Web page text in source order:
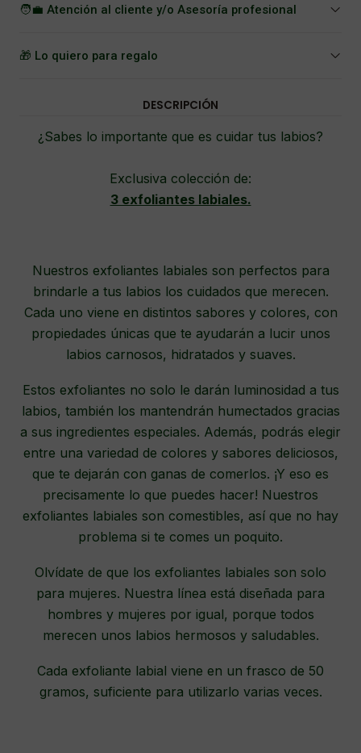
🧑‍💼 Atención al cliente y/o Asesoría profesional
🎁 Lo quiero para regalo
DESCRIPCIÓN
¿Sabes lo importante que es cuidar tus labios?
Exclusiva colección de:
3 exfoliantes labiales.
Nuestros exfoliantes labiales son perfectos para
brindarle a tus labios los cuidados que merecen.
Cada uno viene en distintos sabores y colores, con
propiedades únicas que te ayudarán a lucir unos
labios carnosos, hidratados y suaves.
Estos exfoliantes no solo le darán luminosidad a tus
labios, también los mantendrán humectados gracias
a sus ingredientes especiales. Además, podrás elegir
entre una variedad de colores y sabores deliciosos,
que te dejarán con ganas de comerlos. ¡Y eso es
precisamente lo que puedes hacer! Nuestros
exfoliantes labiales son comestibles, así que no hay
problema si te comes un poquito.
Olvídate de que los exfoliantes labiales son solo
para mujeres. Nuestra línea está diseñada para
hombres y mujeres por igual, porque todos
merecen unos labios hermosos y saludables.
Cada exfoliante labial viene en un frasco de 50
gramos, suficiente para utilizarlo varias veces.